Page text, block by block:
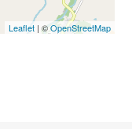
Leaflet| ©OpenStreetMap